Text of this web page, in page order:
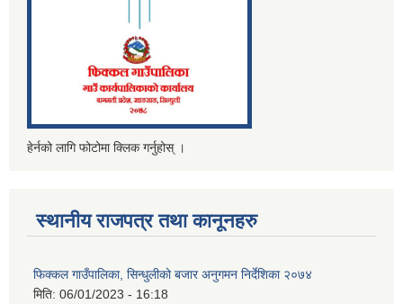
हेर्नको लागि फोटोमा क्लिक गर्नुहोस् ।
स्थानीय राजपत्र तथा कानूनहरु
फिक्कल गाउँपालिका, सिन्धुलीको बजार अनुगमन निर्देशिका २०७४
मिति: 06/01/2023 - 16:18